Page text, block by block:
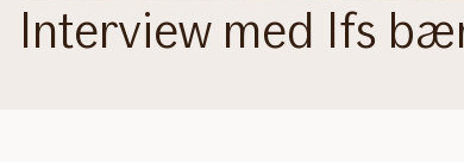
Interview med Ifs